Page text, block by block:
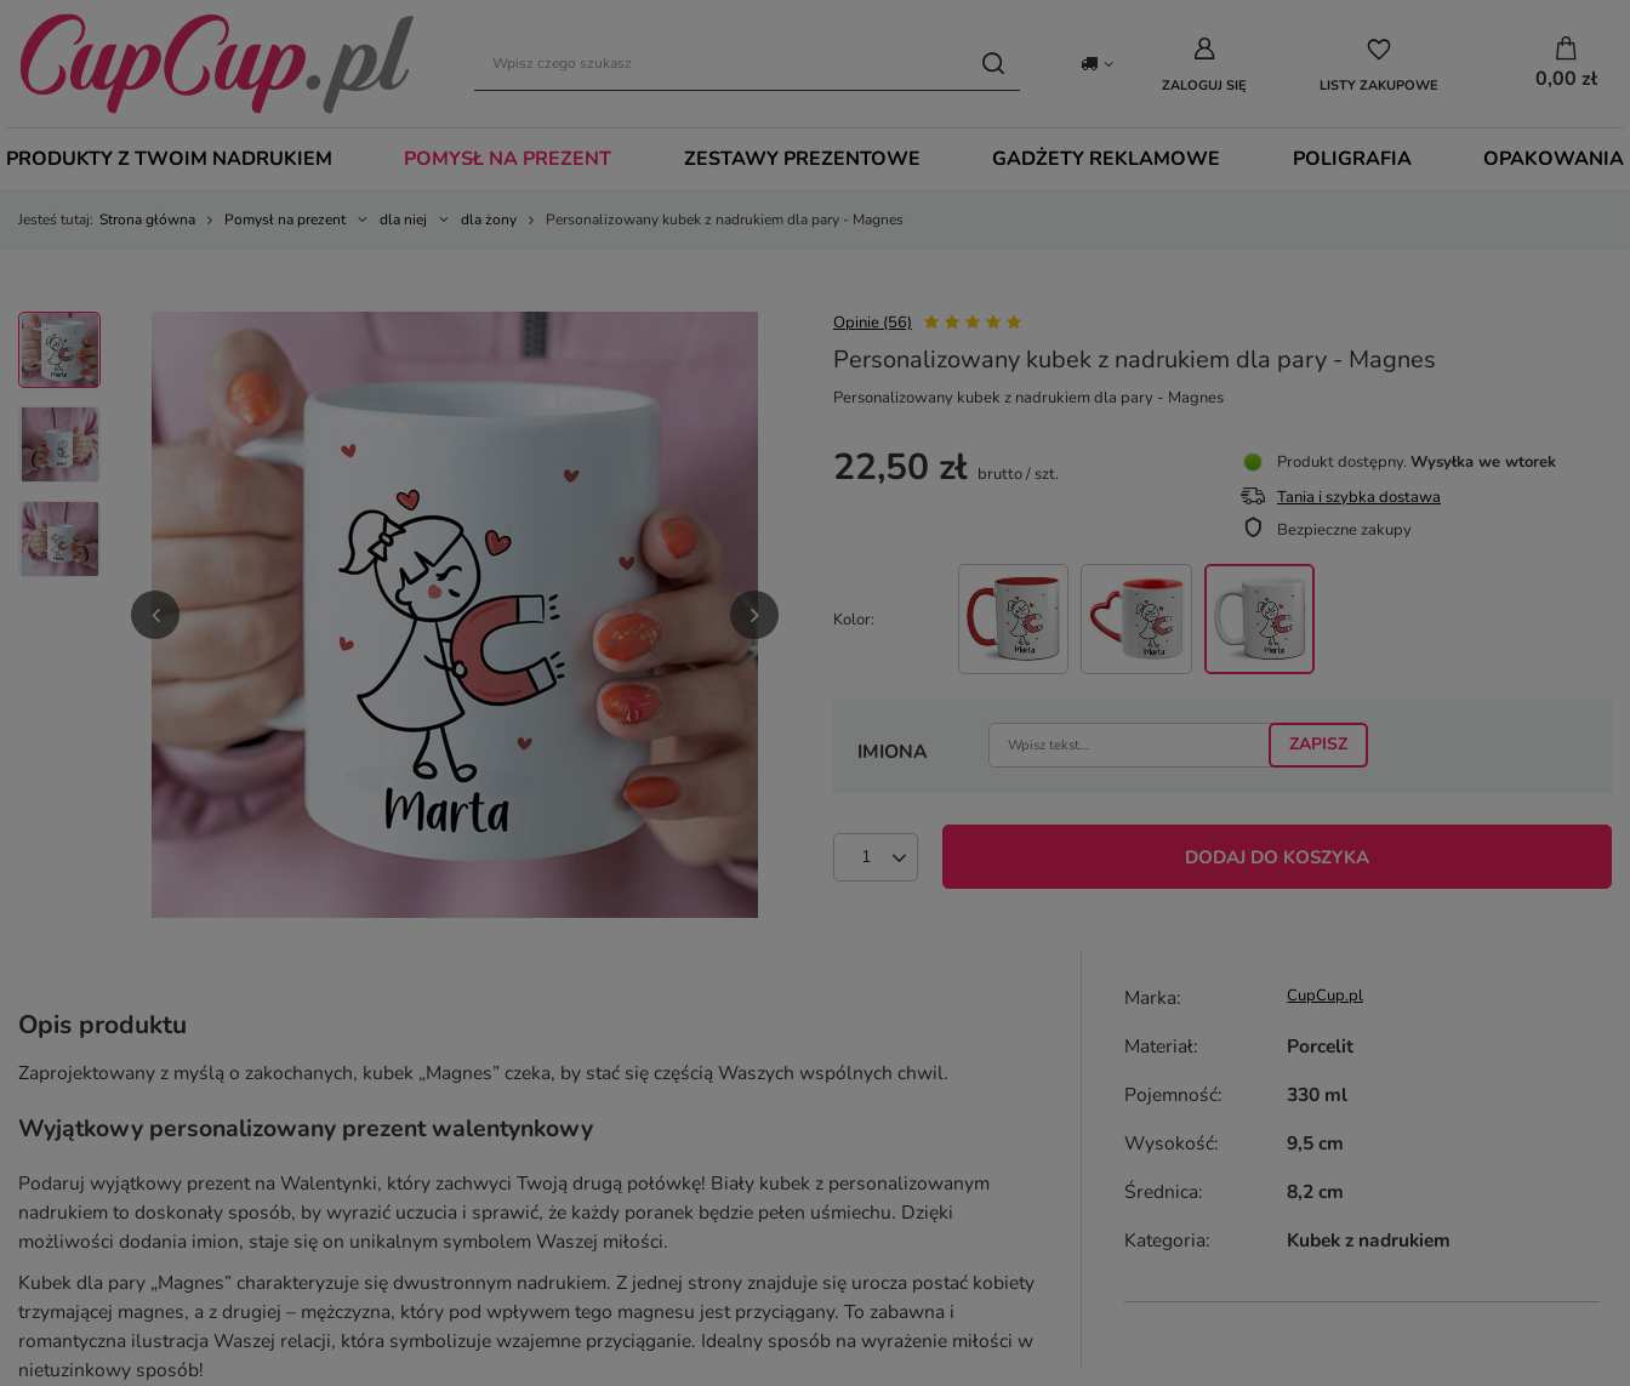
ZALOGUJ SIĘ LISTY ZAKUPOWE 0,00 zł
PRODUKTY Z TWOIM NADRUKIEM POMYSŁ NA PREZENT ZESTAWY PREZENTOWE GADŻETY REKLAMOWE POLIGRAFIA OPAKOWANIA
Jesteś tutaj: Strona główna Pomysł na prezent dla niej dla żony Personalizowany kubek z nadrukiem dla pary - Magnes
Opinie (56)
Personalizowany kubek z nadrukiem dla pary - Magnes
Personalizowany kubek z nadrukiem dla pary - Magnes
Kolor
22,50 zł brutto/ szt.
IMIONA ZAPISZ
DODAJ DO KOSZYKA
Produkt dostępny Wysyłka we wtorek
Tania i szybka dostawa
Bezpieczne zakupy
Opis produktu
Zaprojektowany z myślą o zakochanych, kubek „Magnes” czeka, by stać się częścią Waszych wspólnych chwil.
Wyjątkowy personalizowany prezent walentynkowy
Podaruj wyjątkowy prezent na Walentynki, który zachwyci Twoją drugą połówkę! Biały kubek z personalizowanym
nadrukiem to doskonały sposób, by wyrazić uczucia i sprawić, że każdy poranek będzie pełen uśmiechu. Dzięki
możliwości dodania imion, staje się on unikalnym symbolem Waszej miłości.
Kubek dla pary „Magnes” charakteryzuje się dwustronnym nadrukiem. Z jednej strony znajduje się urocza postać kobiety
trzymającej magnes, a z drugiej – mężczyzna, który pod wpływem tego magnesu jest przyciągany. To zabawna i
romantyczna ilustracja Waszej relacji, która symbolizuje wzajemne przyciąganie. Idealny sposób na wyrażenie miłości w
nietuzinkowy sposób!
Marka CupCup.pl
Materiał
Porcelit
Pojemność
330 ml
Wysokość
9,5 cm
Średnica
8,2 cm
Kategoria
Kubek z nadrukiem